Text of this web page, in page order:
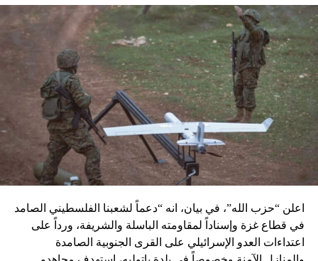
اعلن “حزب الله”، في بيان، انه “دعماً لشعبنا الفلسطيني الصامد
في قطاع غزة وإسناداً لمقاومته الباسلة ‌‏‌‏‌والشريفة، ورداً على
اعتداءات العدو الإسرائيلي على القرى الجنوبية الصامدة